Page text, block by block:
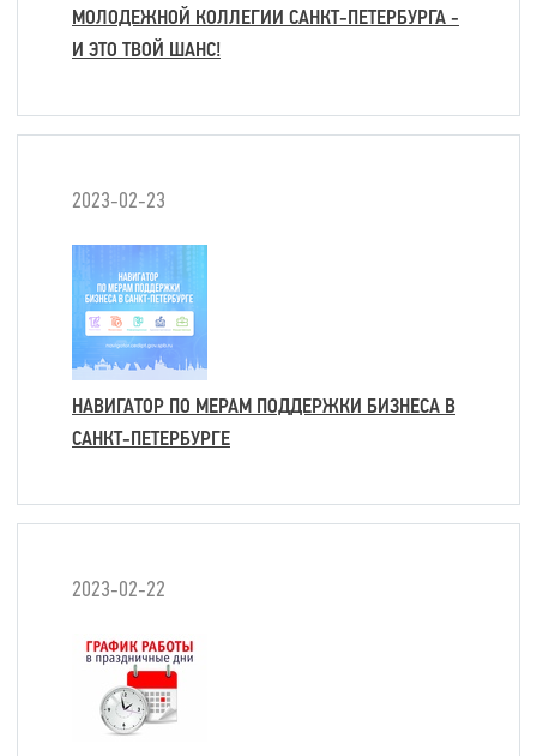
МОЛОДЕЖНОЙ КОЛЛЕГИИ САНКТ-ПЕТЕРБУРГА -
И ЭТО ТВОЙ ШАНС!
2023-02-23
НАВИГАТОР ПО МЕРАМ ПОДДЕРЖКИ БИЗНЕСА В
САНКТ-ПЕТЕРБУРГЕ
2023-02-22